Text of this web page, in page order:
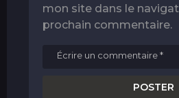
mon site dans le
prochain commentaire.